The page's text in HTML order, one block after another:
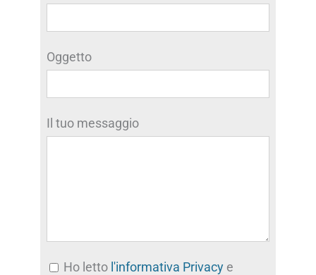
Oggetto
Il tuo messaggio
Ho letto l'informativa Privacye